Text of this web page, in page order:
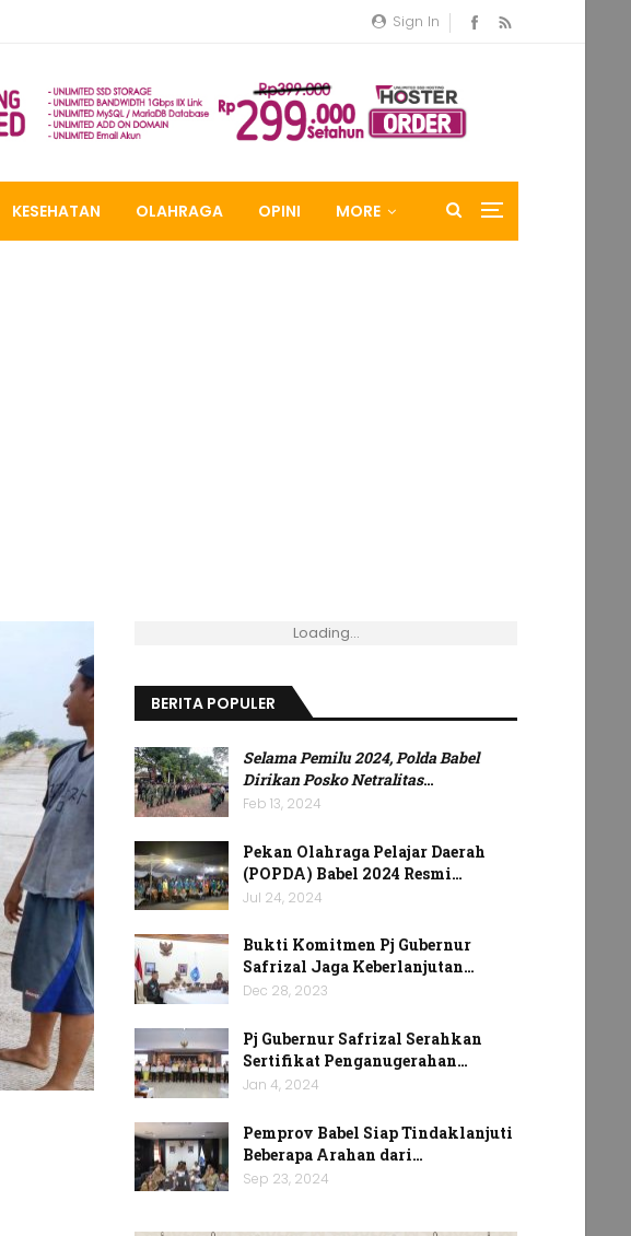
Sign In
KESEHATAN OLAHRAGA OPINI MORE
Loading...
BERITA POPULER
Selama Pemilu 2024, Polda Babel
Dirikan Posko Netralitas…
Feb 13, 2024
Pekan Olahraga Pelajar Daerah
(POPDA) Babel 2024 Resmi…
Jul 24, 2024
Bukti Komitmen Pj Gubernur
Safrizal Jaga Keberlanjutan…
Dec 28, 2023
Pj Gubernur Safrizal Serahkan
Sertifikat Penganugerahan…
Jan 4, 2024
Pemprov Babel Siap Tindaklanjuti
Beberapa Arahan dari…
Sep 23, 2024